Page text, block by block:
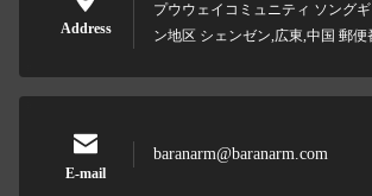
Address
プウウェイコミュニティ ソング
ン地区 シェンゼン,広東,中国 郵便
E-mail
baranarm@baranarm.com